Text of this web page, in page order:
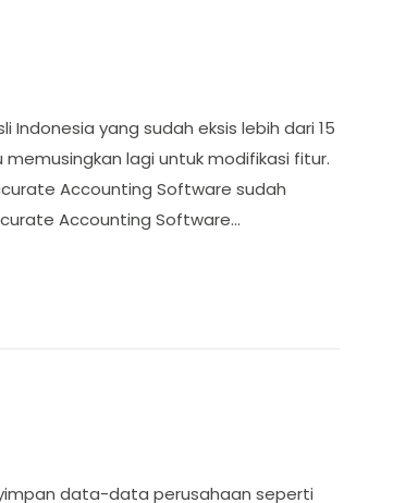
yang sudah eksis lebih dari 15
lagi untuk modifikasi fitur.
Accounting Software sudah
Accounting Software…
data-data perusahaan seperti